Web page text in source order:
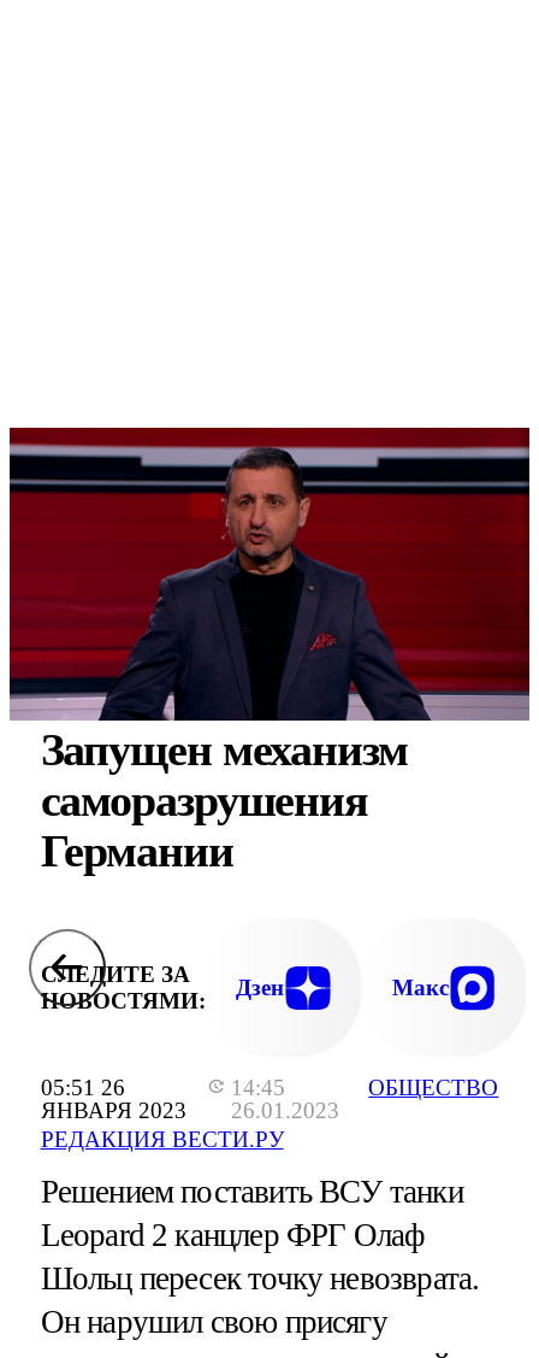
05:51 26
ЯНВАРЯ 2023
14:45
26.01.2023
РЕДАКЦИЯ ВЕСТИ.РУ
ОБЩЕСТВО
Запущен механизм
саморазрушения
Германии
СЛЕДИТЕ ЗА
НОВОСТЯМИ:
Дзен Макс
Решением поставить ВСУ танки
Leopard 2 канцлер ФРГ Олаф
Шольц пересек точку невозврата.
Он нарушил свою присягу